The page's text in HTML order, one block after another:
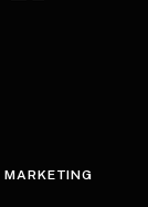
MARKETING